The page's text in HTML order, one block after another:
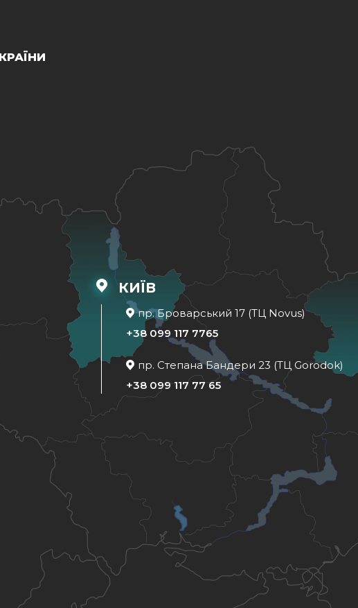
КИЇВ
пр. Броварський 17 (ТЦ Novus)
+38 099 117 7765
пр. Степана Бандери 23 (ТЦ Gorodok)
+38 099 117 77 65